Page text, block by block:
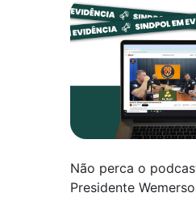
Não perca o
Presidente